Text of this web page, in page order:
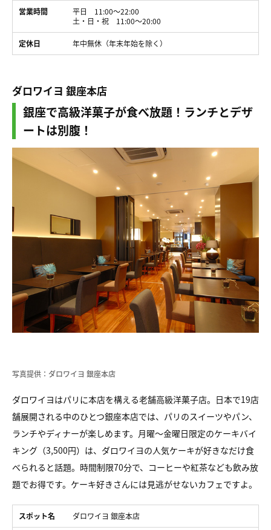
営業時間
平日 11:00～22:00
土・日・祝 11:00～20:00
定休日 年中無休（年末年始を除く）
ダロワイヨ 銀座本店
銀座で高級洋菓子が食べ放題！ランチとデザ
ートは別腹！
写真提供：ダロワイヨ 銀座本店
ダロワイヨはパリに本店を構える老舗高級洋菓子店。日本で19店
舗展開される中のひとつ銀座本店では、パリのスイーツやパン、
ランチやディナーが楽しめます。月曜～金曜日限定のケーキバイ
キング（3,500円）は、ダロワイヨの人気ケーキが好きなだけ食
べられると話題。時間制限70分で、コーヒーや紅茶なども飲み放
題でお得です。ケーキ好きさんには見逃がせないカフェですよ。
スポット名 ダロワイヨ 銀座本店